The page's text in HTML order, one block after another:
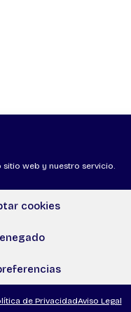
web y nuestro servicio.
cookies
de PrivacidadAviso Legal